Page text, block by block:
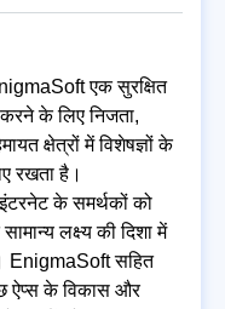
एक सुरक्षित
के लिए निजता,
क्षेत्रों में विशेषज्ञों के
रखता है।
के समर्थकों को
लक्ष्य की दिशा में
EnigmaSoft सहित
ऐप्स के विकास और